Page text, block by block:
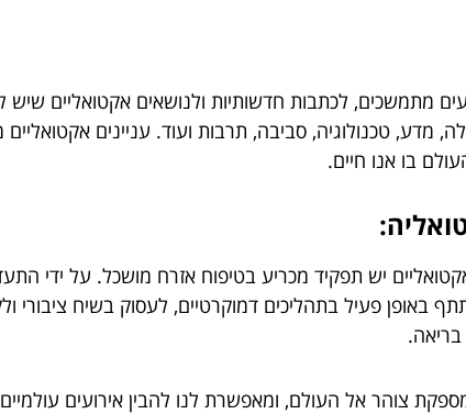
מתמשכים, לכתבות חדשותיות ולנושאים אקטואליים שיש
מדע, טכנולוגיה, סביבה, תרבות ועוד. עניינים
בו אנו חיים.
יש תפקיד מכריע בטיפוח אזרח מושכל. על ידי
באופן פעיל בתהליכים דמוקרטיים, לעסוק בשיח ציבורי
בריאה.
צוהר אל העולם, ומאפשרת לנו להבין אירועים